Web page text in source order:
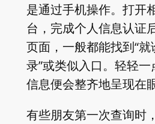
是通过手机操作。打开
台，完成个人信息认证
页面，一般都能找到“就
录”或类似入口。轻轻
信息便会整齐地呈现在
有些朋友第一次查询时